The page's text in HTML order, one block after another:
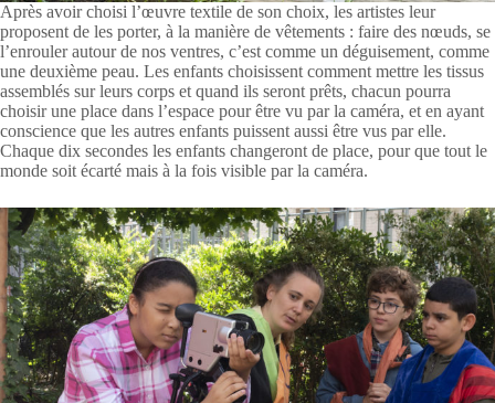
Après avoir choisi l’œuvre textile de son choix, les artistes leur
proposent de les porter, à la manière de vêtements : faire des nœuds, se
l’enrouler autour de nos ventres, c’est comme un déguisement, comme
une deuxième peau. Les enfants choisissent comment mettre les tissus
assemblés sur leurs corps et quand ils seront prêts, chacun pourra
choisir une place dans l’espace pour être vu par la caméra, et en ayant
conscience que les autres enfants puissent aussi être vus par elle.
Chaque dix secondes les enfants changeront de place, pour que tout le
monde soit écarté mais à la fois visible par la caméra.